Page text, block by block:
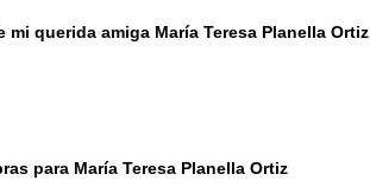
mi querida amiga María Teresa Planella Ortiz
para María Teresa Planella Ortiz